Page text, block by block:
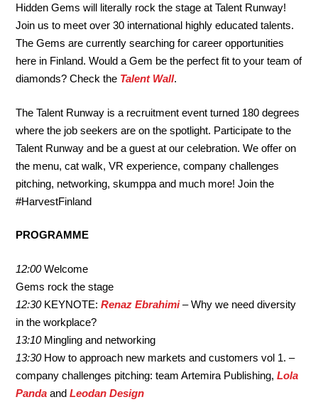
Hidden Gems will literally rock the stage at Talent Runway!
Join us to meet over 30 international highly educated talents.
The Gems are currently searching for career opportunities
here in Finland. Would a Gem be the perfect fit to your team of
diamonds? Check the Talent Wall.
The Talent Runway is a recruitment event turned 180 degrees
where the job seekers are on the spotlight. Participate to the
Talent Runway and be a guest at our celebration. We offer on
the menu, cat walk, VR experience, company challenges
pitching, networking, skumppa and much more! Join the
#HarvestFinland
PROGRAMME
12:00Welcome
Gems rock the stage
12:30KEYNOTE:Renaz Ebrahimi– Why we need diversity
in the workplace?
13:10Mingling and networking
13:30How to approach new markets and customers vol 1. –
company challenges pitching: team Artemira Publishing,Lola
Panda andLeodan Design